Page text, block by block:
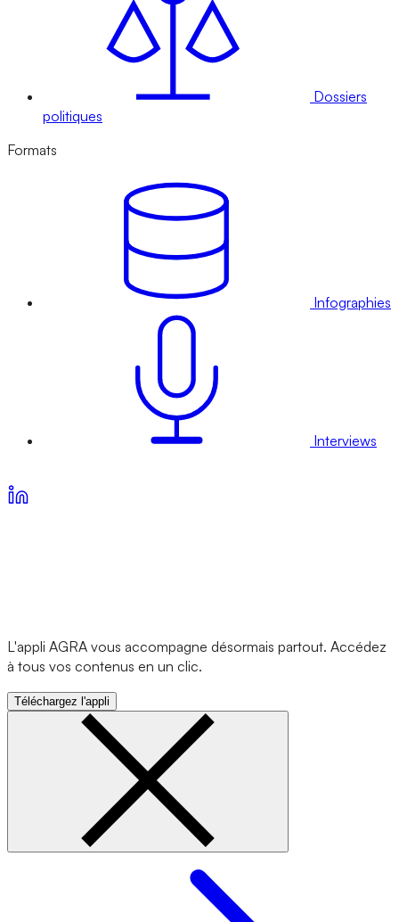
Dossiers
politiques
Formats
Infographies
Interviews
L'appli AGRA vous accompagne désormais partout. Accédez
à tous vos contenus en un clic.
Téléchargez l'appli